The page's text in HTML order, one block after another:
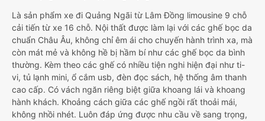
Là sản phẩm xe đi Quảng Ngãi từ Lâm Đồng limousine 9 chỗ
cải tiến từ xe 16 chỗ. Nội thất được làm lại với các ghế bọc da
chuẩn Châu Âu, không chỉ êm ái cho chuyến hành trình xa, mà
còn mát mẻ và không hề bị hầm bí như các ghế bọc da bình
thường. Kèm theo các ghế có nhiều tiện nghi hiện đại như ti-
vi, tủ lạnh mini, ổ cắm usb, đèn đọc sách, hệ thống âm thanh
cao cấp. Có vách ngăn riêng biệt giữa khoang lái và khoang
hành khách. Khoảng cách giữa các ghế ngồi rất thoải mái,
không nhồi nhét. Luôn đáp ứng được nhu cầu về sang trọng,